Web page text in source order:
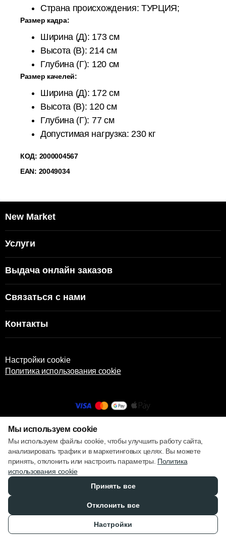
Страна происхождения: ТУРЦИЯ;
Размер кадра:
Ширина (Д): 173 см
Высота (В): 214 см
Глубина (Г): 120 см
Размер качелей:
Ширина (Д): 172 см
Высота (В): 120 см
Глубина (Г): 77 см
Допустимая нагрузка: 230 кг
КОД: 2000004567
EAN: 20049034
New Market
Услуги
Выдача онлайн заказов
Связаться с нами
Контакты
Настройки cookie
Политика использования cookie
© 2013 – 2026 ECOM
Каталог Корзина
Мы используем cookie
Мы используем файлы cookie, чтобы улучшить работу сайта,
анализировать трафик и в маркетинговых целях. Вы можете
принять, отклонить или настроить параметры. Политика
использования cookie
Принять все
Отклонить все
Настройки